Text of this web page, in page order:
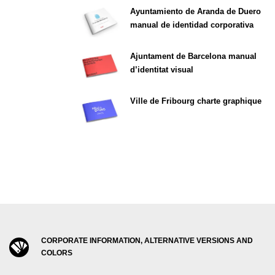
Ayuntamiento de Aranda de Duero
manual de identidad corporativa
Ajuntament de Barcelona manual
d’identitat visual
Ville de Fribourg charte graphique
CORPORATE INFORMATION, ALTERNATIVE VERSIONS AND
COLORS